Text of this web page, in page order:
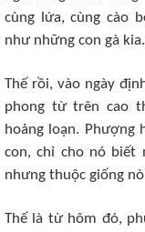
cùng lứa, cùng cào
như những con gà kia.
Thế rồi, vào ngày
phong từ trên cao
hoảng loạn. Phượng
con, chỉ cho nó biết
nhưng thuộc giống
Thế là từ hôm đó,